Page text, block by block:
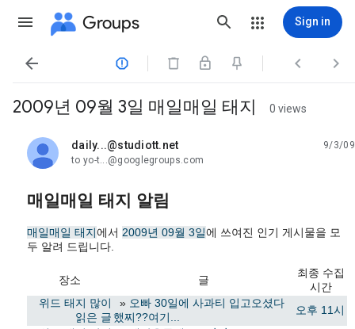
Groups Sign in
   
2009년 09월 3일 매일매일 태지 0 views
daily...@studiott.net
unread,
9/3/09
to yo-t...@googlegroups.com
매일매일 태지 알림
매일매일 태지에서 2009년 09월 3일에 쓰여진 인기 게시물을 모
두 알려 드립니다.
장소 글
최종 수집
시간
위드 태지 많이
읽은 글
» 오빠 30일에 사과티 입고오셨다
했찌??여기...
오후 11시